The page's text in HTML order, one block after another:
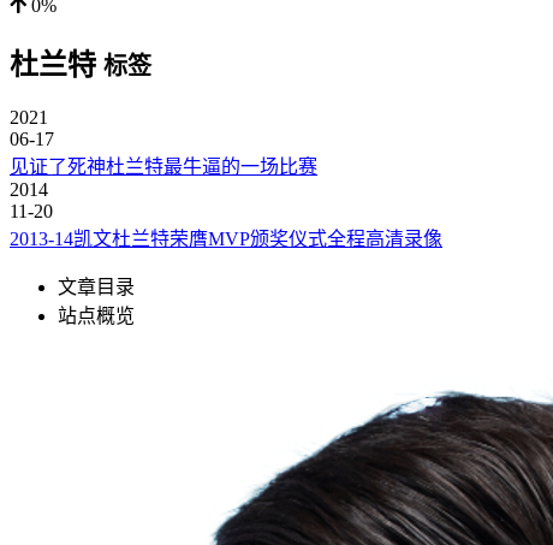
0%
杜兰特 标签
2021
06-17
见证了死神杜兰特最牛逼的一场比赛
2014
11-20
2013-14凯文杜兰特荣膺MVP颁奖仪式全程高清录像
文章目录
站点概览